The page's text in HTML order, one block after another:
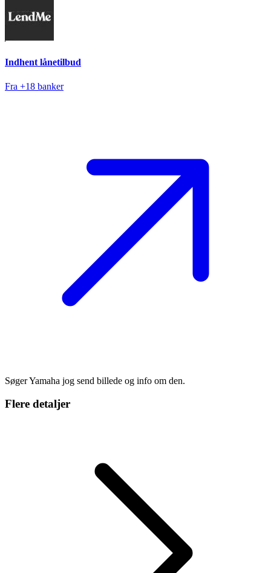
Indhent lånetilbud
Fra +18 banker
Søger Yamaha jog send billede og info om den.
Flere detaljer